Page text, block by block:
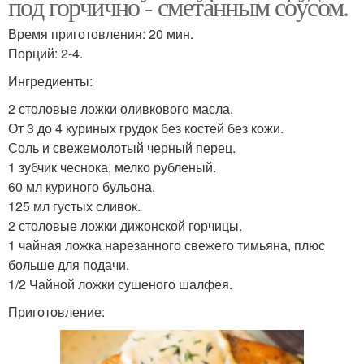
Куриная пастрома
Грудка в сметане Грудка с шампиньонами
Грудка в сметанно-
чесночном соусе
Куриное фрикасе
Время приготовления: 20 мин.
Порций: 2-4.
Ингредиенты:
2 столовые ложки оливкового масла.
От 3 до 4 куриных грудок без костей без кожи.
Соль и свежемолотый черный перец.
1 зубчик чеснока, мелко рубленый.
60 мл куриного бульона.
125 мл густых сливок.
2 столовые ложки дижонской горчицы.
1 чайная ложка нарезанного свежего тимьяна, плюс
больше для подачи.
1/2 Чайной ложки сушеного шалфея.
Приготовление: